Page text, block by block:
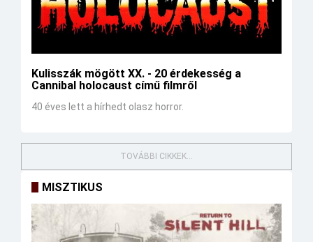
Kulisszák mögött XX. - 20 érdekesség a
Cannibal holocaust című filmről
40 éves lett a hírhedt olasz horror.
TOVÁBBI CIKKEK...
MISZTIKUS